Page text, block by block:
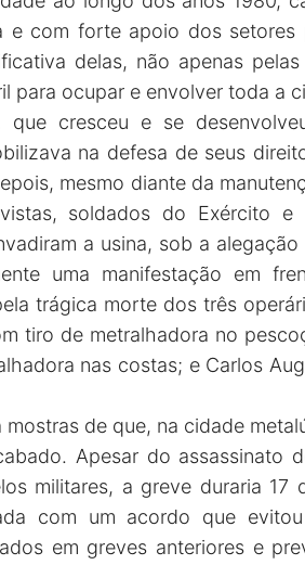
e com forte apoio dos setores
delas, não apenas
para ocupar e envolver toda a
cresceu e se
na defesa de seus
mesmo diante da
soldados do Exército
a usina, sob a
uma manifestação em
trágica morte dos três
tiro de metralhadora no
nas costas; e Carlos
de que, na cidade
Apesar do assassinato
militares, a greve duraria 17
com um acordo que
em greves anteriores e